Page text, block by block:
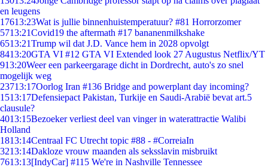
en leugens
17613:23Wat is jullie binnenhuistemperatuur? #81 Horrorzomer
5713:21Covid19 the aftermath #17 bananenmilkshake
6513:21Trump wil dat J.D. Vance hem in 2028 opvolgt
8413:20GTA VI #12 GTA VI Extended look 27 Augustus Netflix/YT
913:20Weer een parkeergarage dicht in Dordrecht, auto's zo snel
mogelijk weg
23713:17Oorlog Iran #136 Bridge and powerplant day incoming?
1513:17Defensiepact Pakistan, Turkije en Saudi-Arabië bevat art.5
clausule?
4013:15Bezoeker verliest deel van vinger in waterattractie Walibi
Holland
1813:14Centraal FC Utrecht topic #88 - #CorreiaIn
3213:14Dakloze vrouw maanden als seksslavin misbruikt
7613:13[IndyCar] #115 We're in Nashville Tennessee